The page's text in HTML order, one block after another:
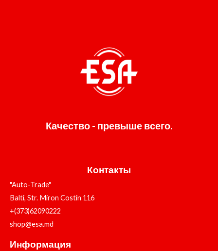
Качество - превыше всего.
Контакты
"Auto-Trade"
Balti, Str. Miron Costin 116
+(373)62090222
shop@esa.md
Информация